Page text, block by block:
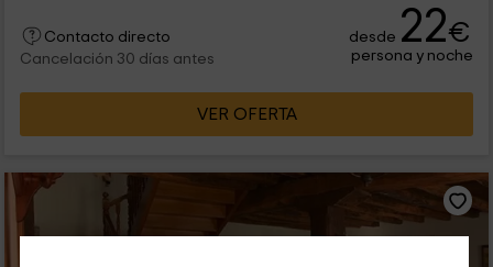
Contacto directo
Cancelación 30 días antes
desde 22€
persona y noche
VER OFERTA